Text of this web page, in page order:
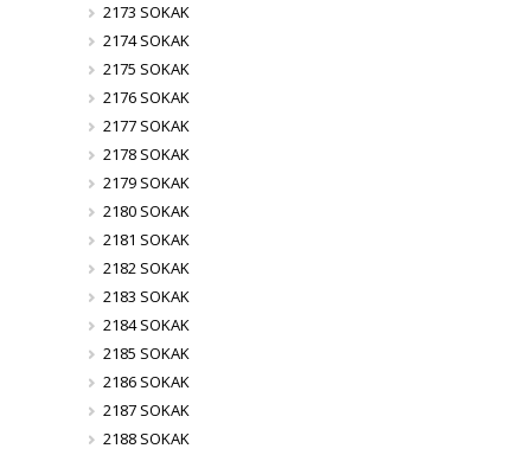
2173 SOKAK
2174 SOKAK
2175 SOKAK
2176 SOKAK
2177 SOKAK
2178 SOKAK
2179 SOKAK
2180 SOKAK
2181 SOKAK
2182 SOKAK
2183 SOKAK
2184 SOKAK
2185 SOKAK
2186 SOKAK
2187 SOKAK
2188 SOKAK